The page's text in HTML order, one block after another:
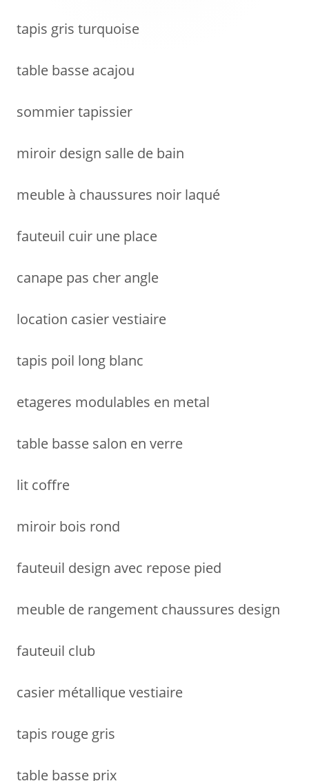
r
e
tapis gris turquoise
table basse acajou
sommier tapissier
miroir design salle de bain
meuble à chaussures noir laqué
fauteuil cuir une place
canape pas cher angle
location casier vestiaire
tapis poil long blanc
etageres modulables en metal
table basse salon en verre
lit coffre
miroir bois rond
fauteuil design avec repose pied
meuble de rangement chaussures design
fauteuil club
casier métallique vestiaire
tapis rouge gris
table basse prix